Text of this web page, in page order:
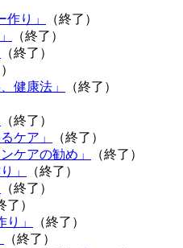
り」
（終了）
（終了）
（終了）
健康法」
（終了）
（終了）
ケア」
（終了）
ケアの勧め」
（終了）
」
（終了）
（終了）
了）
」
（終了）
（終了）